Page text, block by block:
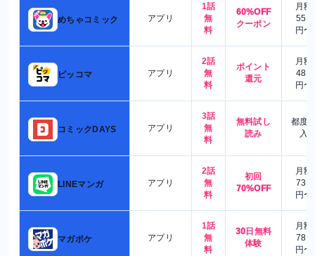
めちゃコミック アプリ
1話
無
料
60%OFF
クーポン
月額
550
円〜
ピッコマ アプリ
2話
無
料
ポイント
還元
月額
480
円〜
コミックDAYS アプリ
3話
無
料
無料試し
読み
都度
入
LINEマンガ アプリ
2話
無
料
初回
70%OFF
月額
730
円〜
マガポケ アプリ
1話
無
料
30日無料
体験
月額
780
円〜